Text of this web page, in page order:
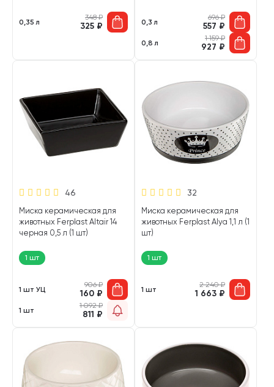
0,35 л
348₽
325 ₽ 0,3 л
696₽
557 ₽
0,8 л
1 159₽
927 ₽
46
Миска керамическая для
животных Ferplast Altair 14
черная 0,5 л (1 шт)
1 шт
1 шт УЦ
906₽
160 ₽
1 шт
1 092₽
811 ₽
32
Миска керамическая для
животных Ferplast Alya 1,1 л (1
шт)
1 шт
1 шт
2 240₽
1 663 ₽